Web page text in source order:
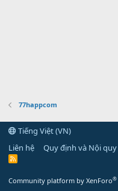
77happcom
Tiếng Việt (VN)
Liên hệ
Quy định và Nội quy
R
Community platform by XenForo®